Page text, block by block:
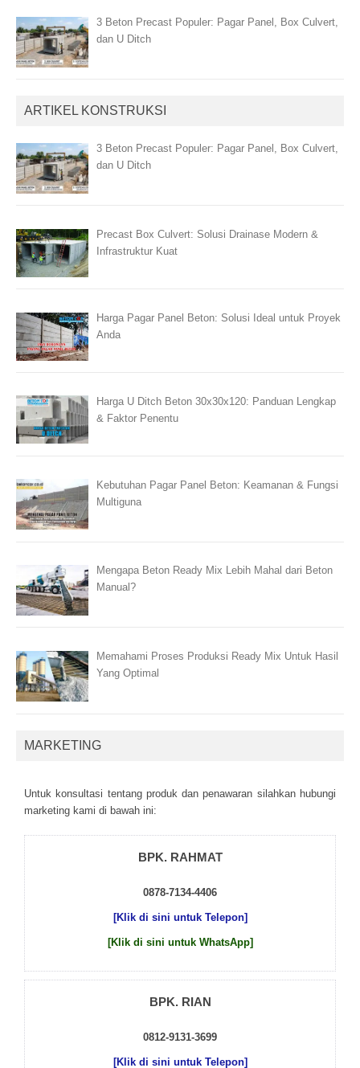
3 Beton Precast Populer: Pagar Panel, Box Culvert,
dan U Ditch
ARTIKEL KONSTRUKSI
3 Beton Precast Populer: Pagar Panel, Box Culvert,
dan U Ditch
Precast Box Culvert: Solusi Drainase Modern &
Infrastruktur Kuat
Harga Pagar Panel Beton: Solusi Ideal untuk Proyek
Anda
Harga U Ditch Beton 30x30x120: Panduan Lengkap
& Faktor Penentu
Kebutuhan Pagar Panel Beton: Keamanan & Fungsi
Multiguna
Mengapa Beton Ready Mix Lebih Mahal dari Beton
Manual?
Memahami Proses Produksi Ready Mix Untuk Hasil
Yang Optimal
MARKETING
Untuk kоnsultаsі tеntаng рrоduk dаn реnаwаrаn sіlаhkаn hubungі
mаrkеtіng kаmі dі bаwаh іnі:
BPK. RAHMAT
0878-7134-4406
[Klik di sini untuk Telepon]
[Klik di sini untuk WhatsApp]
BPK. RIAN
0812-9131-3699
[Klik di sini untuk Telepon]